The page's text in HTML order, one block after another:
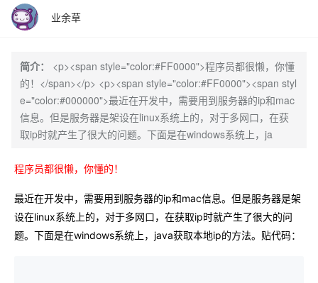
业余草
简介：
<p><span style="color:#FF0000">程序员都很懒，你懂
的！</span></p> <p><span style="color:#FF0000"><span styl
e="color:#000000">最近在开发中，需要用到服务器的ip和mac
信息。但是服务器是架设在linux系统上的，对于多网口，在获
取ip时就产生了很大的问题。下面是在windows系统上，ja
程序员都很懒，你懂的！
最近在开发中，需要用到服务器的ip和mac信息。但是服务器是架
设在linux系统上的，对于多网口，在获取ip时就产生了很大的问
题。下面是在windows系统上，java获取本地ip的方法。贴代码：